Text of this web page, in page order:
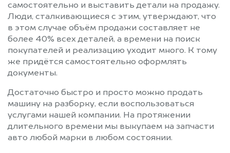
самостоятельно и выставить детали на продажу.
Люди, сталкивающиеся с этим, утверждают, что
в этом случае объём продажи составляет не
более 40% всех деталей, а времени на поиск
покупателей и реализацию уходит много. К тому
же придётся самостоятельно оформлять
документы.
Достаточно быстро и просто можно продать
машину на разборку, если воспользоваться
услугами нашей компании. На протяжении
длительного времени мы выкупаем на запчасти
авто любой марки в любом состоянии.